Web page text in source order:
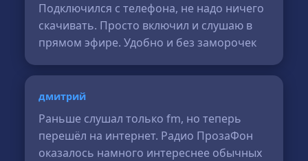
Подключился с телефона, не надо ничего
скачивать. Просто включил и слушаю в
прямом эфире. Удобно и без заморочек
дмитрий
Раньше слушал только fm, но теперь
перешёл на интернет. Радио ПрозаФон
оказалось намного интереснее обычных